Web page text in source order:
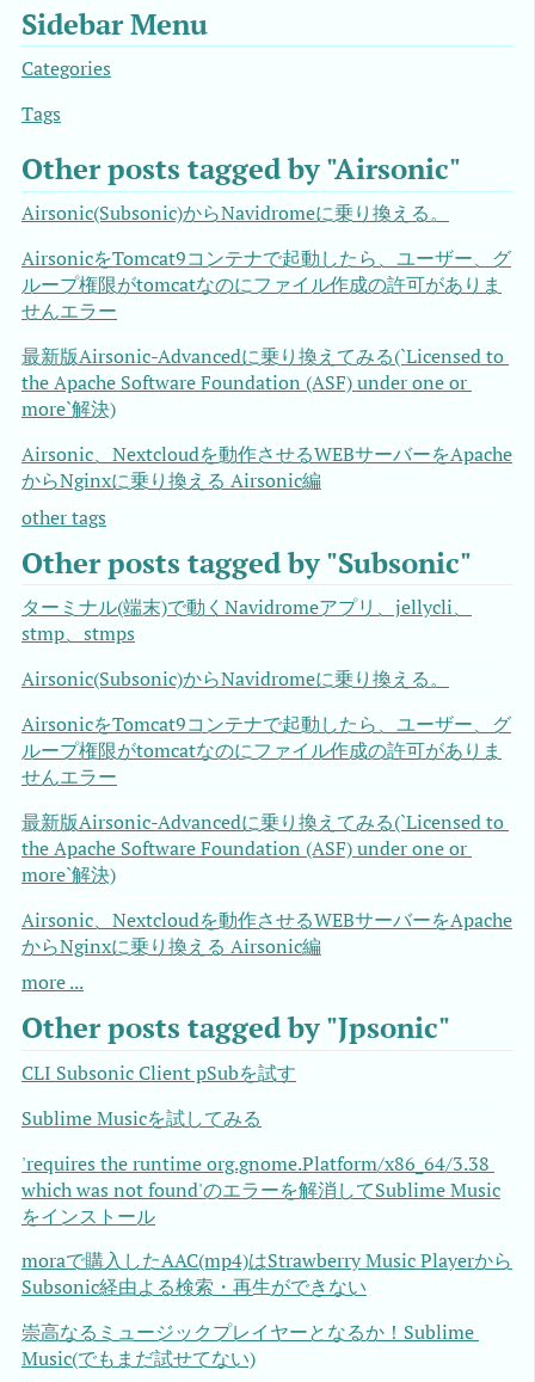
Sidebar Menu
Categories
Tags
Other posts tagged by "Airsonic"
Airsonic(Subsonic)からNavidromeに乗り換える。
AirsonicをTomcat9コンテナで起動したら、ユーザー、グ
ループ権限がtomcatなのにファイル作成の許可がありま
せんエラー
最新版Airsonic-Advancedに乗り換えてみる(`Licensed to
the Apache Software Foundation (ASF) under one or
more`解決)
Airsonic、Nextcloudを動作させるWEBサーバーをApache
からNginxに乗り換える Airsonic編
other tags
Other posts tagged by "Subsonic"
ターミナル(端末)で動くNavidromeアプリ、jellycli、
stmp、stmps
Airsonic(Subsonic)からNavidromeに乗り換える。
AirsonicをTomcat9コンテナで起動したら、ユーザー、グ
ループ権限がtomcatなのにファイル作成の許可がありま
せんエラー
最新版Airsonic-Advancedに乗り換えてみる(`Licensed to
the Apache Software Foundation (ASF) under one or
more`解決)
Airsonic、Nextcloudを動作させるWEBサーバーをApache
からNginxに乗り換える Airsonic編
more ...
Other posts tagged by "Jpsonic"
CLI Subsonic Client pSubを試す
Sublime Musicを試してみる
'requires the runtime org.gnome.Platform/x86_64/3.38
which was not found'のエラーを解消してSublime Music
をインストール
moraで購入したAAC(mp4)はStrawberry Music Playerから
Subsonic経由よる検索・再生ができない
崇高なるミュージックプレイヤーとなるか！Sublime
Music(でもまだ試せてない)